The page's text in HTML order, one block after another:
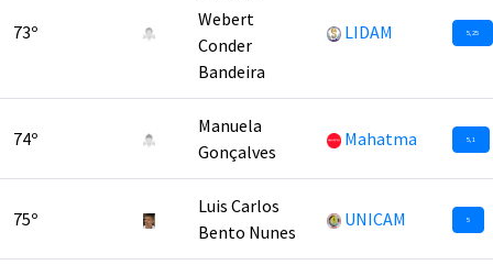
73º
Webert
Conder
Bandeira
LIDAM 5,25
74º
Manuela
Gonçalves
Mahatma 5,1
75º
Luis Carlos
Bento Nunes
UNICAM 5